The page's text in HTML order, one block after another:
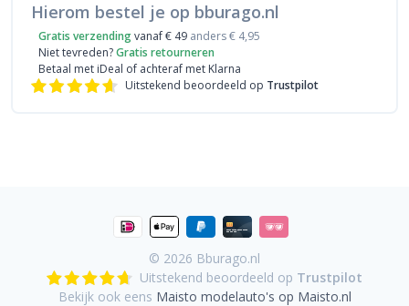
Hierom bestel je op bburago.nl
Gratis verzendingvanaf € 49 anders € 4,95
Niet tevreden?Gratis retourneren
Betaal met iDeal of achteraf met Klarna
Uitstekend beoordeeld op Trustpilot
© 2026 Bburago.nl
Uitstekend beoordeeld op Trustpilot
Bekijk ook eens Maisto modelauto's op Maisto.nl